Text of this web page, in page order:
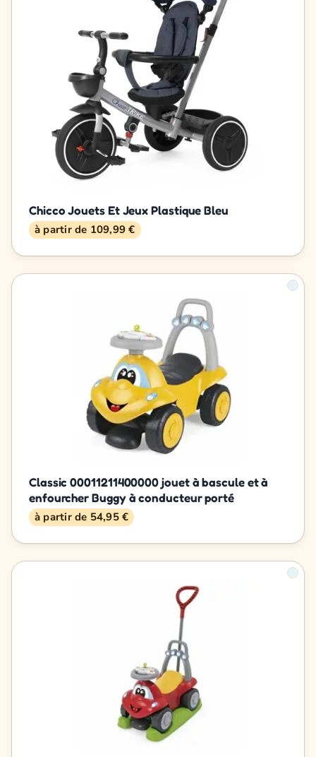
Chicco Jouets Et Jeux Plastique Bleu
à partir de 109,99 €
Classic 00011211400000 jouet à bascule et à
enfourcher Buggy à conducteur porté
à partir de 54,95 €